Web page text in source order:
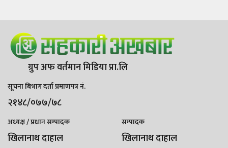
ग्रुप अफ वर्तमान मिडिया प्रा.लि
सूचना बिभाग दर्ता प्रमाणपत्र नं.
२१४८/०७७/७८
अध्यक्ष / प्रधान सम्पादक
खिलानाथ दाहाल
सम्पादक
खिलानाथ दाहाल